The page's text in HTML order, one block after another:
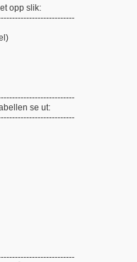
opp slik:
se ut: